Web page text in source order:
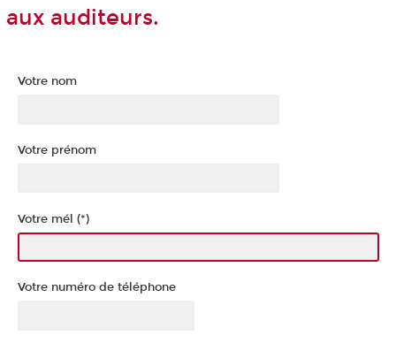
aux auditeurs.
Votre nom
Votre prénom
Votre mél (*)
Votre numéro de téléphone